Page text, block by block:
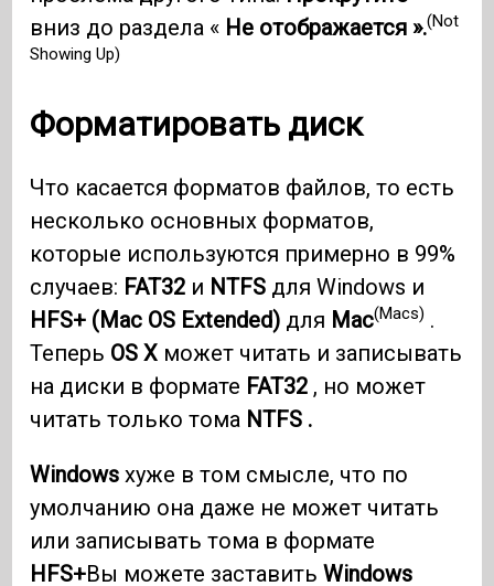
вниз до раздела « Не отображается ».(Not
Showing Up)
Форматировать диск
Что касается форматов файлов, то есть
несколько основных форматов,
которые используются примерно в 99%
случаев: FAT32 и NTFS для Windows и
HFS+ (Mac OS Extended) для Mac(Macs) .
Теперь OS X может читать и записывать
на диски в формате FAT32 , но может
читать только тома NTFS .
Windows хуже в том смысле, что по
умолчанию она даже не может читать
или записывать тома в формате
HFS+Вы можете заставитьWindows